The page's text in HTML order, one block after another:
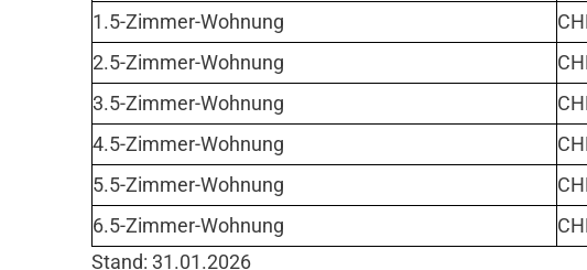
1.5-Zimmer-Wohnung
2.5-Zimmer-Wohnung
3.5-Zimmer-Wohnung
4.5-Zimmer-Wohnung
5.5-Zimmer-Wohnung
6.5-Zimmer-Wohnung
Stand: 31.01.2026